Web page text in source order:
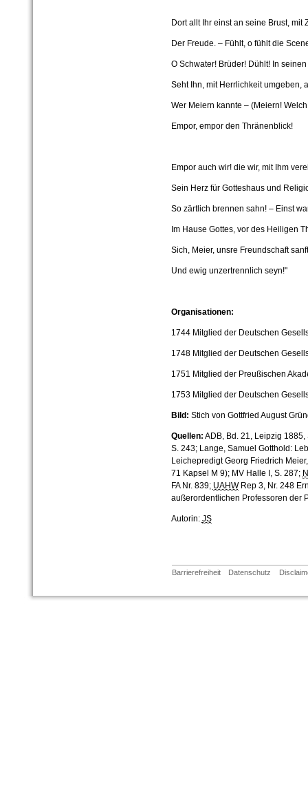
Dort allt Ihr einst an seine Brust, mit
Der Freude. – Fühlt, o fühlt die
O Schwater! Brüder! Dühlt! In
Seht Ihn, mit Herrlichkeit umgeben,
Wer Meiern kannte – (Meiern!
Empor, empor den Thränenblick!
Empor auch wir! die wir, mit Ihm
Sein Herz für Gotteshaus und
So zärtlich brennen sahn! – Einst
Im Hause Gottes, vor des Heiligen
Sich, Meier, unsre Freundschaft
Und ewig unzertrennlich seyn!"
Organisationen:
1744 Mitglied der Deutschen
1748 Mitglied der Deutschen
1751 Mitglied der Preußischen
1753 Mitglied der Deutschen
Bild: Stich von Gottfried August
Quellen: ADB, Bd. 21, Leipzig
S. 243; Lange, Samuel Gotthold:
Leichepredigt Georg Friedrich
71 Kapsel M 9); MV Halle I, S. 287;
FA Nr. 839; UAHWRep 3, Nr. 248
außerordentlichen Professoren der
Autorin: JS
Barrierefreiheit Datenschutz